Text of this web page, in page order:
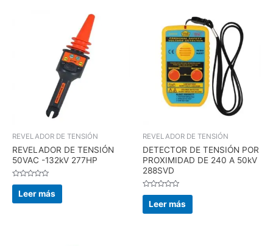
REVELADOR DE TENSIÓN
REVELADOR DE TENSIÓN
50VAC -132kV 277HP
Valorado
en
de
Leer más
REVELADOR DE TENSIÓN
DETECTOR DE TENSIÓN POR
PROXIMIDAD DE 240 A 50kV
288SVD
Valorado
en
de
Leer más